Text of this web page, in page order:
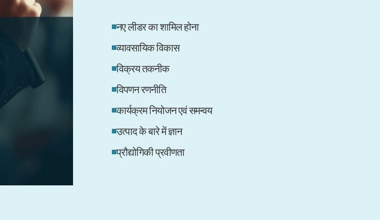
नए लीडर का शामिल होना
व्यावसायिक विकास
विक्रय तकनीक
विपणन रणनीति
कार्यक्रम नियोजन एवं समन्वय
उत्पाद के बारे में ज्ञान
प्रौद्योगिकी प्रवीणता